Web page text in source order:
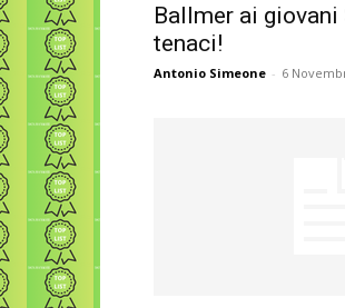
Ballmer ai
tenaci!
Antonio Simeone - 6